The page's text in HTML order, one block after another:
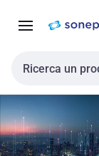
navigazione alla
Cerca input